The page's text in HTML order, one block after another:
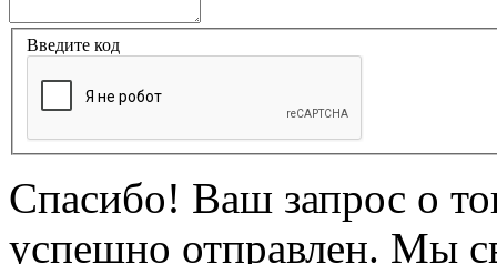
Введите код
Спасибо! Ваш запрос о
успешно отправлен. Мы